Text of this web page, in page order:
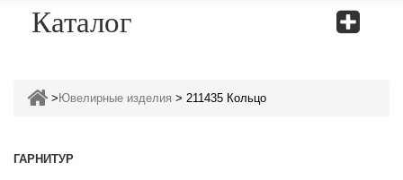
Каталог
> Ювелирные изделия > 211435 Кольцо
ГАРНИТУР